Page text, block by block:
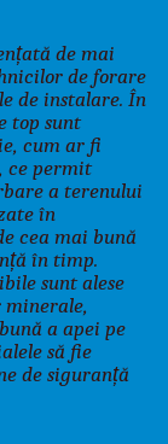
de mai
de forare
de instalare. În
top sunt
cum ar fi
ce permit
a terenului
în
cea mai bună
în timp.
sunt alese
a apei pe
să fie
de siguranță